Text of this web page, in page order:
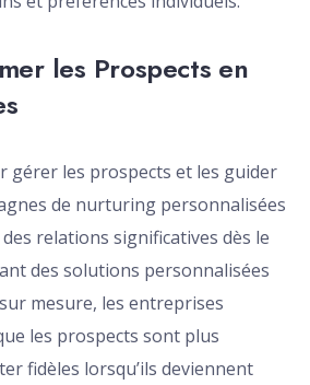
les Prospects en
gérer les prospects et les guider
de nurturing personnalisées
relations significatives dès le
des solutions personnalisées
mesure, les entreprises
les prospects sont plus
fidèles lorsqu’ils deviennent